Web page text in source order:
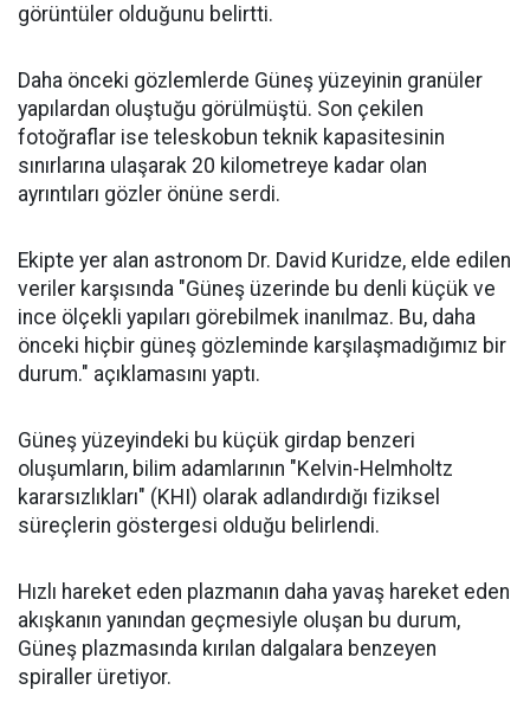
görüntüler olduğunu belirtti.
Daha önceki gözlemlerde Güneş yüzeyinin granüler
yapılardan oluştuğu görülmüştü. Son çekilen
fotoğraflar ise teleskobun teknik kapasitesinin
sınırlarına ulaşarak 20 kilometreye kadar olan
ayrıntıları gözler önüne serdi.
Ekipte yer alan astronom Dr. David Kuridze, elde edilen
veriler karşısında "Güneş üzerinde bu denli küçük ve
ince ölçekli yapıları görebilmek inanılmaz. Bu, daha
önceki hiçbir güneş gözleminde karşılaşmadığımız bir
durum." açıklamasını yaptı.
Güneş yüzeyindeki bu küçük girdap benzeri
oluşumların, bilim adamlarının "Kelvin-Helmholtz
kararsızlıkları" (KHI) olarak adlandırdığı fiziksel
süreçlerin göstergesi olduğu belirlendi.
Hızlı hareket eden plazmanın daha yavaş hareket eden
akışkanın yanından geçmesiyle oluşan bu durum,
Güneş plazmasında kırılan dalgalara benzeyen
spiraller üretiyor.